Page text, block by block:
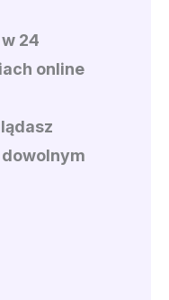
24
online